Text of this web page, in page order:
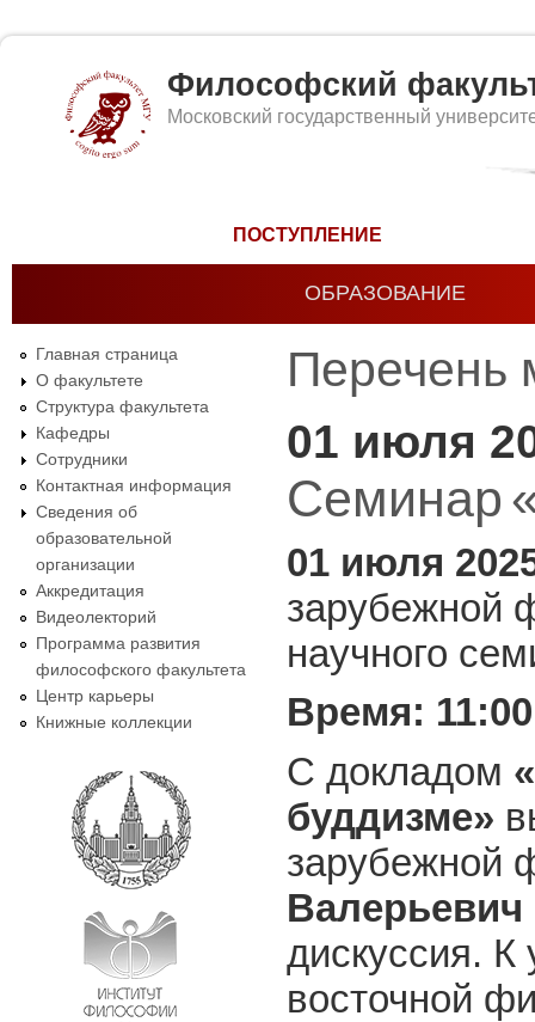
Философский
Московский государственный
ПОСТУПЛЕНИЕ
ОБРАЗОВАНИЕ
Главная страница
О факультете
Структура факультета
Кафедры
Сотрудники
Контактная информация
Сведения об
образовательной
организации
Аккредитация
Видеолекторий
Программа развития
философского факультета
Центр карьеры
Книжные коллекции
Перечень
01 июля
Семинар
01 июля
зарубежной
научного
Время: 11:00
С докладом
буддизме»
зарубежной
дискуссия.
восточной